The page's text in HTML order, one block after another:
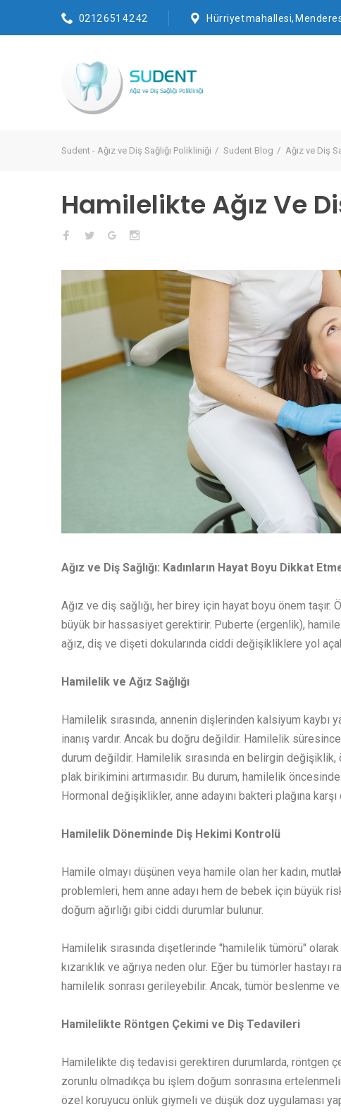
0212 651 42 42 Hürriyet mahallesi, Menderes
Sudent - Ağız ve Diş Sağlığı Polikliniği Sudent Blog Ağız ve Diş
Hamilelikte Ağız Ve
Ağız ve Diş Sağlığı: Kadınların Hayat Boyu Dikkat
Ağız ve diş sağlığı, her birey için hayat boyu önem
büyük bir hassasiyet gerektirir. Puberte (ergenlik),
ağız, diş ve dişeti dokularında ciddi değişikliklere yol
Hamilelik ve Ağız Sağlığı
Hamilelik sırasında, annenin dişlerinden kalsiyum kaybı
inanış vardır. Ancak bu doğru değildir. Hamilelik
durum değildir. Hamilelik sırasında en belirgin
plak birikimini artırmasıdır. Bu durum, hamilelik
Hormonal değişiklikler, anne adayını bakteri plağına
Hamilelik Döneminde Diş Hekimi Kontrolü
Hamile olmayı düşünen veya hamile olan her kadın,
problemleri, hem anne adayı hem de bebek için büyük
doğum ağırlığı gibi ciddi durumlar bulunur.
Hamilelik sırasında dişetlerinde "hamilelik tümörü"
kızarıklık ve ağrıya neden olur. Eğer bu tümörler
hamilelik sonrası gerileyebilir. Ancak, tümör beslenme ve
Hamilelikte Röntgen Çekimi ve Diş Tedavileri
Hamilelikte diş tedavisi gerektiren durumlarda, röntgen
zorunlu olmadıkça bu işlem doğum sonrasına
özel koruyucu önlük giymeli ve düşük doz uygulaması